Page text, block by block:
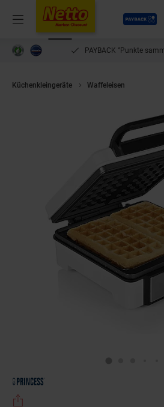
Menü
Payback
PAYBACK °Punkte
Küchenkleingeräte Waffeleisen